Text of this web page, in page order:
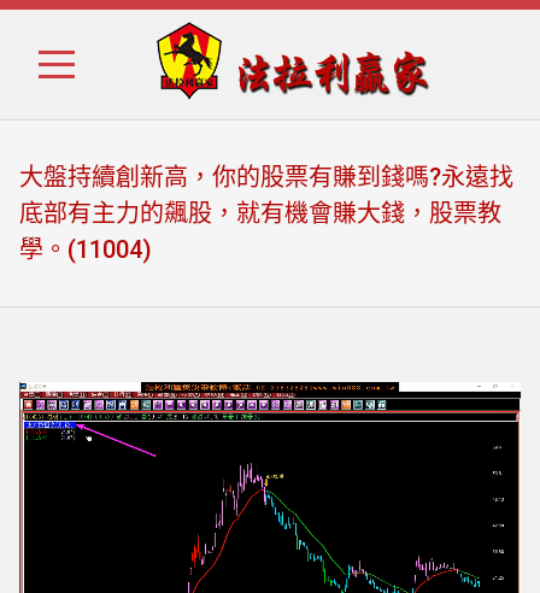
Skip
Skip
大盤持續創新高，你的股票有賺到錢嗎?永遠找
底部有主力的飆股，就有機會賺大錢，股票教
學。(11004)